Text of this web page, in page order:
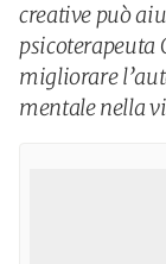
creative può
psicoterapeuta
migliorare
mentale nella